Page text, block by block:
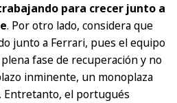
para crecer junto a
. Por otro lado, considera que
junto a Ferrari, pues el equipo
fase de recuperación y no
inminente, un monoplaza
Entretanto, el portugués